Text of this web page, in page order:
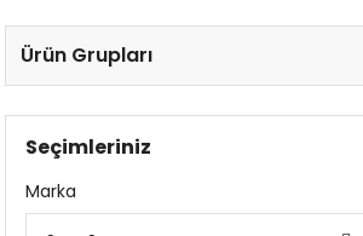
Ürün Grupları
Seçimleriniz
Marka